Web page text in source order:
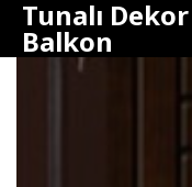
Tunalı
Balkon